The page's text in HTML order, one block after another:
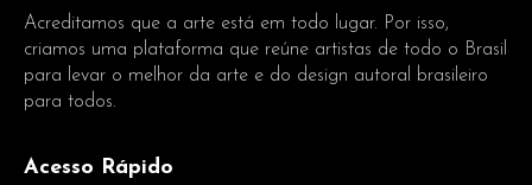
Acreditamos que a arte está em todo lugar. Por isso,
criamos uma plataforma que reúne artistas de todo o Brasil
para levar o melhor da arte e do design autoral brasileiro
para todos.
Acesso Rápido